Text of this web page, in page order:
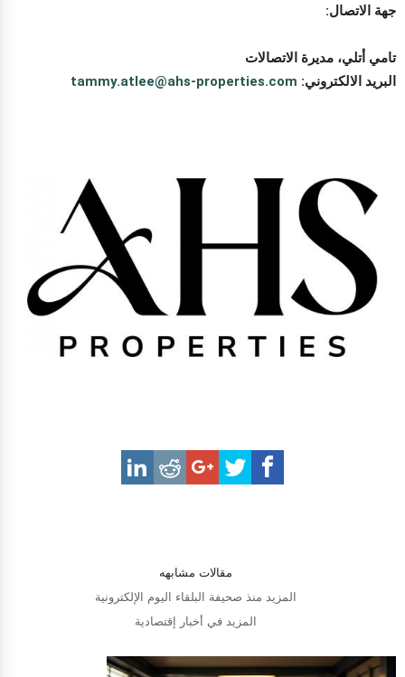
جهة الاتصال:
تامي أتلي، مديرة الاتصالات
البريد الالكتروني: tammy.atlee@ahs-properties.com
مقالات مشابهه
المزيد منذ صحيفة البلقاء اليوم الإلكترونية
المزيد في أخبار إقتصادية